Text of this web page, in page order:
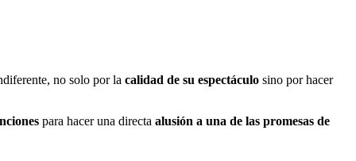
no solo por la calidad de su espectáculo sino por hacer
para hacer una directa alusión a una de las promesas de